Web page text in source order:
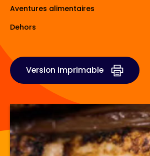
Aventures alimentaires
Dehors
Version imprimable